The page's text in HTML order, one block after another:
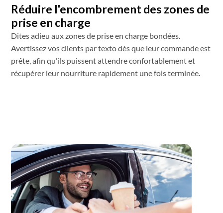
Réduire l'encombrement des zones de
prise en charge
Dites adieu aux zones de prise en charge bondées.
Avertissez vos clients par texto dès que leur commande est
prête, afin qu'ils puissent attendre confortablement et
récupérer leur nourriture rapidement une fois terminée.